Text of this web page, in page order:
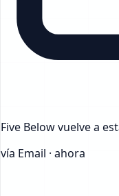
Five Belowvuelve a
vía Email · ahora